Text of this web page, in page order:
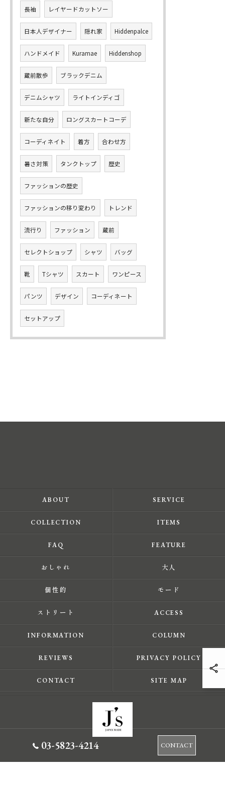
長袖 レイヤードカットソー
日本人デザイナー 隠れ家 Hiddenpalce
ハンドメイド Kuramae Hiddenshop
蔵前散歩 ブラックデニム
デニムシャツ ライトインディゴ
新たな自分 ロングスカートコーデ
コーディネイト 着方 合わせ方
暑さ対策 タンクトップ 歴史
ファッションの歴史
ファッションの移り変わり トレンド
流行り ファッション 蔵前
セレクトショップ シャツ バッグ
靴 Tシャツ スカート ワンピース
パンツ デザイン コーディネート
セットアップ
03-5823-4214 CONTACT
ABOUT SERVICE
COLLECTION ITEMS
FAQ FEATURE
おしゃれ 大人
個性的 モード
ストリート ACCESS
INFORMATION COLUMN
REVIEWS PRIVACY POLICY
CONTACT SITE MAP
© 2026 東京都蔵前のセレクトショップならJ's ALL RIGHTS RESERVED.